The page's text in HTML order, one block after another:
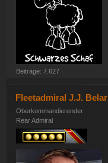
Beiträge: 7.627
Fleetadmiral J.J. Belar
Oberkommandierender
Rear Admiral